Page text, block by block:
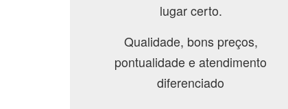
lugar certo.
Qualidade, bons preços,
pontualidade e atendimento
diferenciado